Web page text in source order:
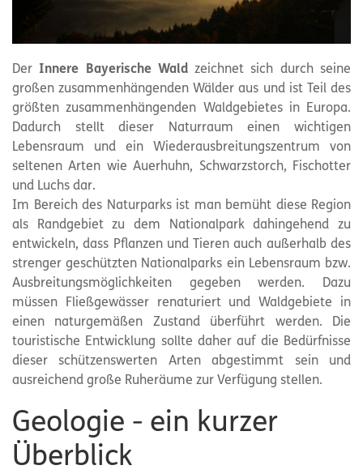
Der Innere Bayerische Waldzeichnet sich durch seine
großen zusammenhängenden Wälder aus und ist Teil des
größten zusammenhängenden Waldgebietes in Europa.
Dadurch stellt dieser Naturraum einen wichtigen
Lebensraum und ein Wiederausbreitungszentrum von
seltenen Arten wie Auerhuhn, Schwarzstorch, Fischotter
und Luchs dar.
Im Bereich des Naturparks ist man bemüht diese Region
als Randgebiet zu dem Nationalpark dahingehend zu
entwickeln, dass Pflanzen und Tieren auch außerhalb des
strenger geschützten Nationalparks ein Lebensraum bzw.
Ausbreitungsmöglichkeiten gegeben werden. Dazu
müssen Fließgewässer renaturiert und Waldgebiete in
einen naturgemäßen Zustand überführt werden. Die
touristische Entwicklung sollte daher auf die Bedürfnisse
dieser schützenswerten Arten abgestimmt sein und
ausreichend große Ruheräume zur Verfügung stellen.
Geologie - ein kurzer
Überblick